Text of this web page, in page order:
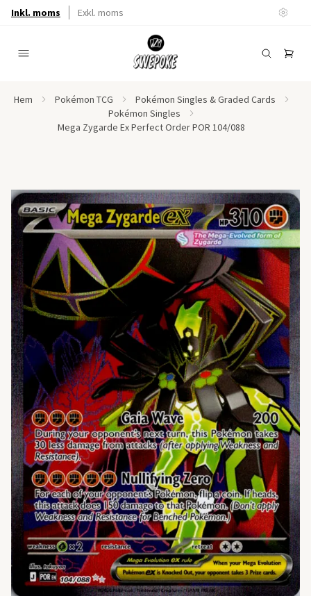
Inkl. moms Exkl. moms
Hem Pokémon TCG
Pokémon Singles & Graded Cards
Pokémon Singles
Mega Zygarde Ex Perfect Order POR 104/088